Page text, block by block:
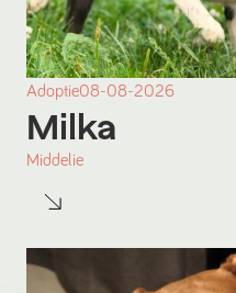
Adoptie08-08-2026
Milka
Middelie